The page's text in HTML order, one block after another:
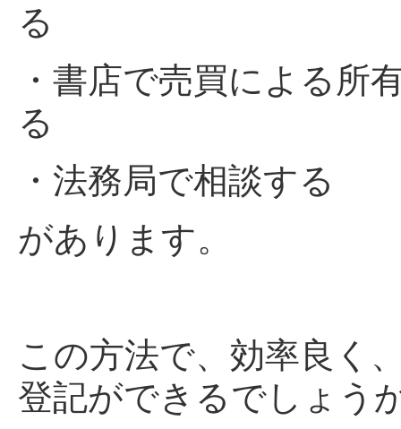
る
・書店で売買による所
る
・法務局で相談する
があります。
この方法で、効率良く
登記ができるでしょう